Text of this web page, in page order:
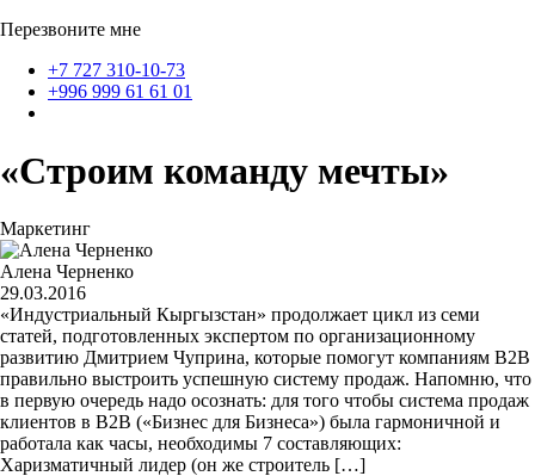
Перезвоните мне
+7 727 310-10-73
+996 999 61 61 01
«Строим команду мечты»
Маркетинг
Алена Черненко
29.03.2016
«Индустриальный Кыргызстан» продолжает цикл из семи
статей, подготовленных экспертом по организационному
развитию Дмитрием Чуприна, которые помогут компаниям B2B
правильно выстроить успешную систему продаж. Напомню, что
в первую очередь надо осознать: для того чтобы система продаж
клиентов в B2B («Бизнес для Бизнеса») была гармоничной и
работала как часы, необходимы 7 составляющих:
Харизматичный лидер (он же строитель […]